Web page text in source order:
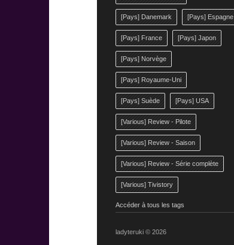
[Pays] Danemark [Pays] Espagne
[Pays] France [Pays] Japon
[Pays] Norvège
[Pays] Royaume-Uni
[Pays] Suède [Pays] USA
[Various] Review - Pilote
[Various] Review - Saison
[Various] Review - Série complète
[Various] Tivistory
Accéder à tous les tags
ladyteruki © 2026